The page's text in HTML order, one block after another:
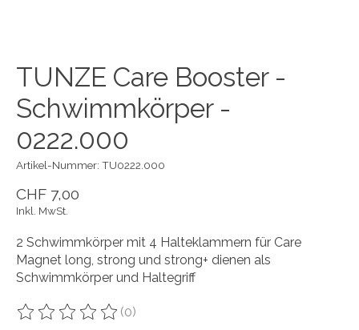
TUNZE Care Booster -
Schwimmkörper -
0222.000
Artikel-Nummer: TU0222.000
CHF 7,00
Inkl. MwSt.
2 Schwimmkörper mit 4 Halteklammern für Care
Magnet long, strong und strong+ dienen als
Schwimmkörper und Haltegriff
Die Bewertung dieses Produkts ist
(0)